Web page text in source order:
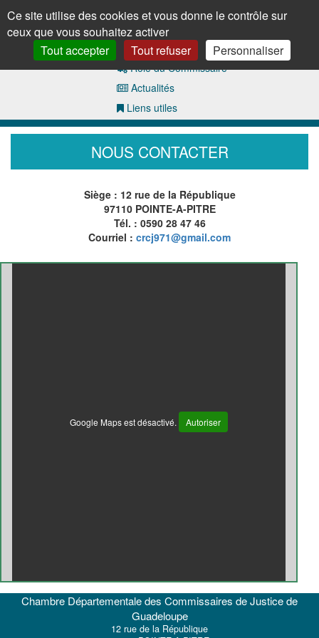
Contact
Études
Rôle du Commissaire
Actualités
Liens utiles
NOUS CONTACTER
Siège : 12 rue de la République
97110 POINTE-A-PITRE
Tél. : 0590 28 47 46
Courriel : crcj971@gmail.com
Google Maps est désactivé. Autoriser
Chambre Départementale des Commissaires de Justice de
Guadeloupe
12 rue de la République
Ce site utilise des cookies et vous donne le contrôle sur
ceux que vous souhaitez activer
Tout accepter
Tout refuser Personnaliser